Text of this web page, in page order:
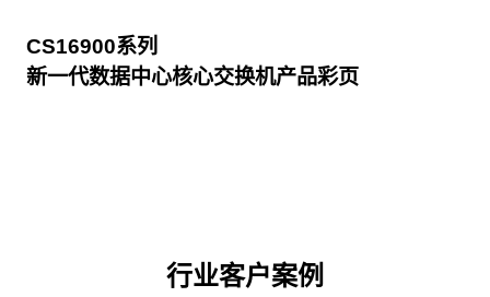
CS16900系列
新一代数据中心核心交换机产品彩页
行业客户案例